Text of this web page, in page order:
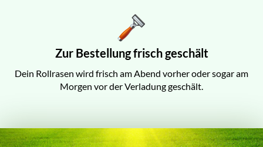
Zur Bestellung frisch geschält
Dein Rollrasen wird frisch am Abend vorher oder sogar am
Morgen vor der Verladung geschält.